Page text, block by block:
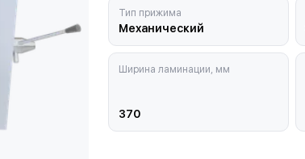
Тип прижима
Механический
Ширина ламинации, мм
370